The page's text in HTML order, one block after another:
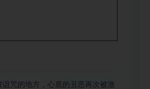
咒的地方，心底的丑恶再次被激